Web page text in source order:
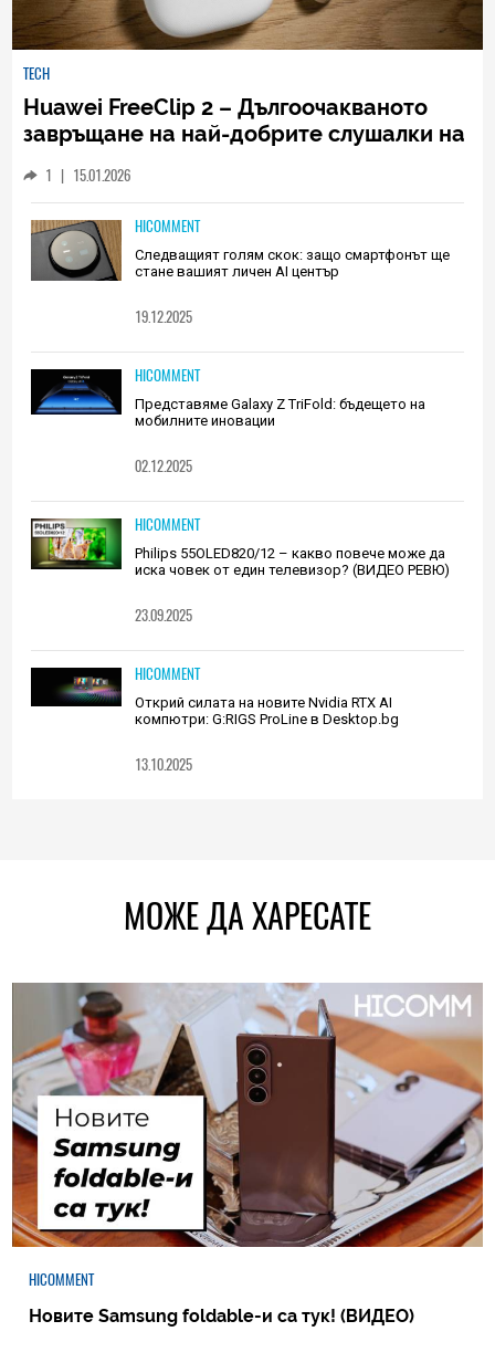
TECH
Huawei FreeClip 2 – Дългоочакваното
завръщане на най-добрите слушалки на
1 | 15.01.2026
HICOMMENT
Следващият голям скок: защо смартфонът ще
стане вашият личен AI център
19.12.2025
HICOMMENT
Представяме Galaxy Z TriFold: бъдещето на
мобилните иновации
02.12.2025
HICOMMENT
Philips 55OLED820/12 – какво повече може да
иска човек от един телевизор? (ВИДЕО РЕВЮ)
23.09.2025
HICOMMENT
Открий силата на новите Nvidia RTX AI
компютри: G:RIGS ProLine в Desktop.bg
13.10.2025
МОЖЕ ДА ХАРЕСАТЕ
HICOMMENT
Новите Samsung foldable-и са тук! (ВИДЕО)